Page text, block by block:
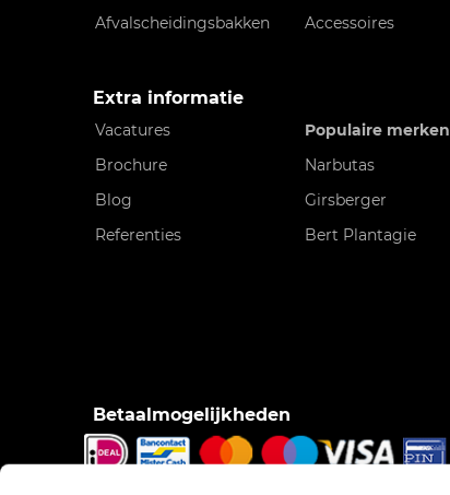
Afvalscheidingsbakken
Accessoires
Extra informatie
Vacatures
Populaire merken
Brochure
Narbutas
Blog
Girsberger
Referenties
Bert Plantagie
Betaalmogelijkheden